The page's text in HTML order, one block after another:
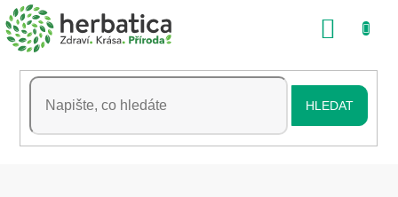
Přejít
na
obsah
HLEDAT